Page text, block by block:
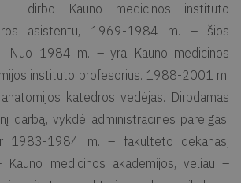
dirbo Kauno medicinos instituto
asistentu, 1969-1984 m. – šios
Nuo 1984 m. – yra Kauno medicinos
instituto profesorius. 1988-2001 m.
katedros vedėjas. Dirbdamas
darbą, vykdė administracines pareigas:
1983-1984 m. – fakulteto dekanas,
medicinos akademijos, vėliau –